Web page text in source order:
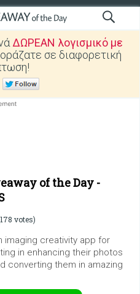
ΔΩΡΕΑΝ λογισμικό με
σε διαφορετική
of the Day -
votes)
imaging creativity app for
in enhancing their photos
converting them in amazing